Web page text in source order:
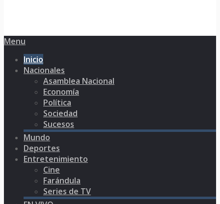
Menu
Inicio
Nacionales
Asamblea Nacional
Economía
Política
Sociedad
Sucesos
Mundo
Deportes
Entretenimiento
Cine
Farándula
Series de TV